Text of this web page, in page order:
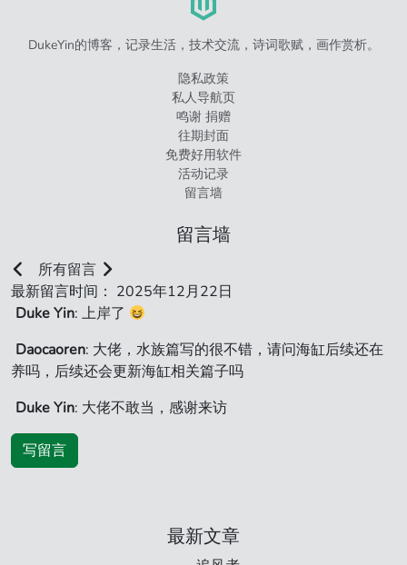
DukeYin的博客，记录生活，技术交流，诗词歌赋，画作赏析。
隐私政策
私人导航页
鸣谢 捐赠
往期封面
免费好用软件
活动记录
留言墙
留言墙
所有留言
最新留言时间： 2025年12月22日
Duke Yin: 上岸了
Daocaoren: 大佬，水族篇写的很不错，请问海缸后续还在
养吗，后续还会更新海缸相关篇子吗
Duke Yin: 大佬不敢当，感谢来访
写留言
最新文章